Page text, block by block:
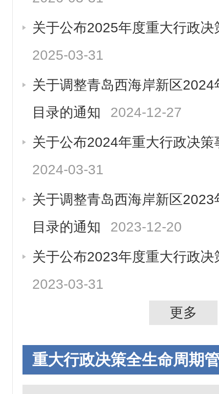
关于公布2025年度重大行政
2025-03-31
关于调整青岛西海岸新区
目录的通知
2024-12-27
关于公布2024年重大行政决
2024-03-31
关于调整青岛西海岸新区
目录的通知
2023-12-20
关于公布2023年度重大行政
2023-03-31
更多
重大行政决策全生命周期